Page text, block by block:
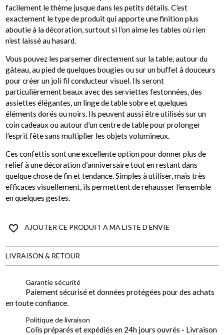
facilement le thème jusque dans les petits détails. C’est
exactement le type de produit qui apporte une finition plus
aboutie à la décoration, surtout si l’on aime les tables où rien
n’est laissé au hasard.
Vous pouvez les parsemer directement sur la table, autour du
gâteau, au pied de quelques bougies ou sur un buffet à douceurs
pour créer un joli fil conducteur visuel. Ils seront
particulièrement beaux avec des serviettes festonnées, des
assiettes élégantes, un linge de table sobre et quelques
éléments dorés ou noirs. Ils peuvent aussi être utilisés sur un
coin cadeaux ou autour d’un centre de table pour prolonger
l’esprit fête sans multiplier les objets volumineux.
Ces confettis sont une excellente option pour donner plus de
relief à une décoration d’anniversaire tout en restant dans
quelque chose de fin et tendance. Simples à utiliser, mais très
efficaces visuellement, ils permettent de rehausser l’ensemble
en quelques gestes.
favorite_border AJOUTER CE PRODUIT A MA LISTE D ENVIE
LIVRAISON & RETOUR
Garantie sécurité
Paiement sécurisé et données protégées pour des achats
en toute confiance.
Politique de livraison
Colis préparés et expédiés en 24h jours ouvrés - Livraison